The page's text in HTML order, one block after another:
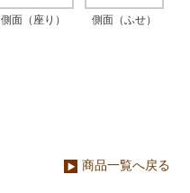
側面（座り） 側面（ふせ）
商品一覧へ戻る